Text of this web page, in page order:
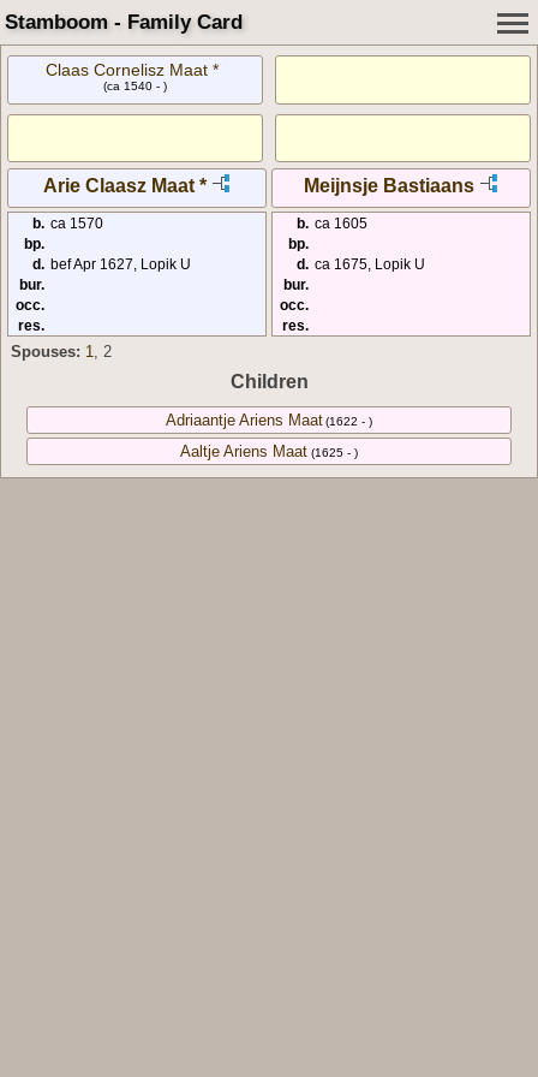
Stamboom - Family Card
Claas Cornelisz Maat *
(ca 1540 - )
Arie Claasz Maat * Meijnsje Bastiaans
b. ca 1570
bp.
d. bef Apr 1627, Lopik U
bur.
occ.
res.
b. ca 1605
bp.
d. ca 1675, Lopik U
bur.
occ.
res.
Spouses: 1, 2
Children
Adriaantje Ariens Maat(1622 - )
Aaltje Ariens Maat (1625 - )